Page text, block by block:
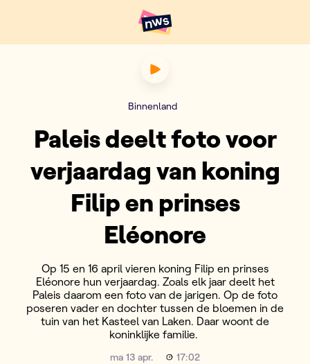
Hoofdpunten VRT NWS
Paleis deelt foto voor
Binnenland
Paleis deelt foto voor
verjaardag van koning
Filip en prinses
Eléonore
Op 15 en 16 april vieren koning Filip en prinses
Eléonore hun verjaardag. Zoals elk jaar deelt het
Paleis daarom een foto van de jarigen. Op de foto
poseren vader en dochter tussen de bloemen in de
tuin van het Kasteel van Laken. Daar woont de
koninklijke familie.
ma 13 apr. 17:02